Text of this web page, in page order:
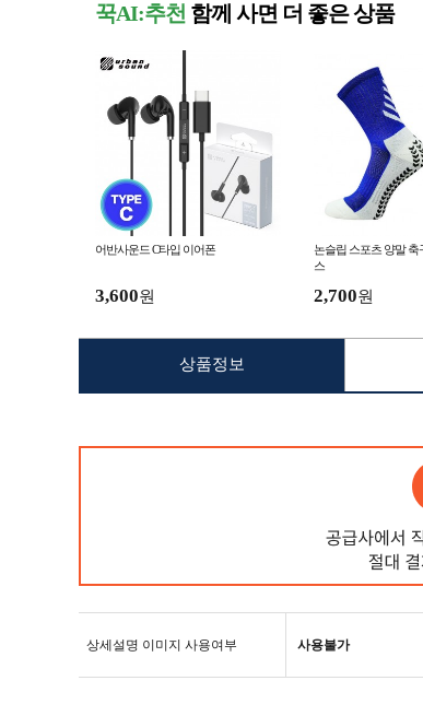
꾹AI:추천 함께 사면 더 좋은 상품
어반사운드 C타입 이어폰
3,600원
논슬립 스포츠 양말 축
스
2,700원
상세설명 이미지 사용여부 사용불가
상품정보